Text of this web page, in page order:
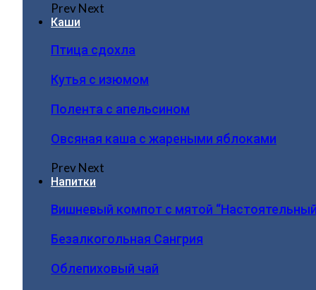
PrevNext
Каши
Птица сдохла
Кутья с изюмом
Полента с апельсином
Овсяная каша с жареными яблоками
PrevNext
Напитки
Вишневый компот с мятой
Безалкогольная Сангрия
Облепиховый чай